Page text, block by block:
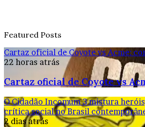
Featured Posts
Cartaz oficial de Coyote vs Acme:
22 horas atrás
Cartaz oficial de Coyote vs
O Cidadão Incomum 3 mistura
crítica social no Brasil
2 dias atrás